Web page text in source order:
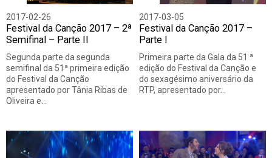
2017-02-26
Festival da Canção 2017 – 2ª
Semifinal – Parte II
Segunda parte da segunda
semifinal da 51ª primeira edição
do Festival da Canção
apresentado por Tânia Ribas de
Oliveira e…
2017-03-05
Festival da Canção 2017 –
Parte I
Primeira parte da Gala da 51 ª
edição do Festival da Canção e
do sexagésimo aniversário da
RTP, apresentado por…